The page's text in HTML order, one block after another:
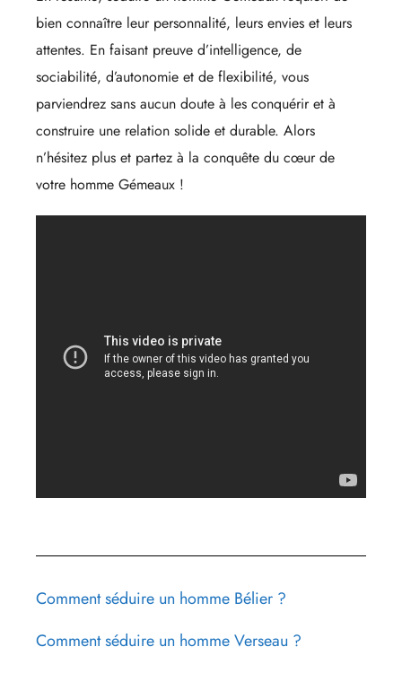
bien connaître leur personnalité, leurs envies et leurs
attentes. En faisant preuve d’intelligence, de
sociabilité, d’autonomie et de flexibilité, vous
parviendrez sans aucun doute à les conquérir et à
construire une relation solide et durable. Alors
n’hésitez plus et partez à la conquête du cœur de
votre homme Gémeaux !
Comment séduire un homme Bélier ?
Comment séduire un homme Verseau ?